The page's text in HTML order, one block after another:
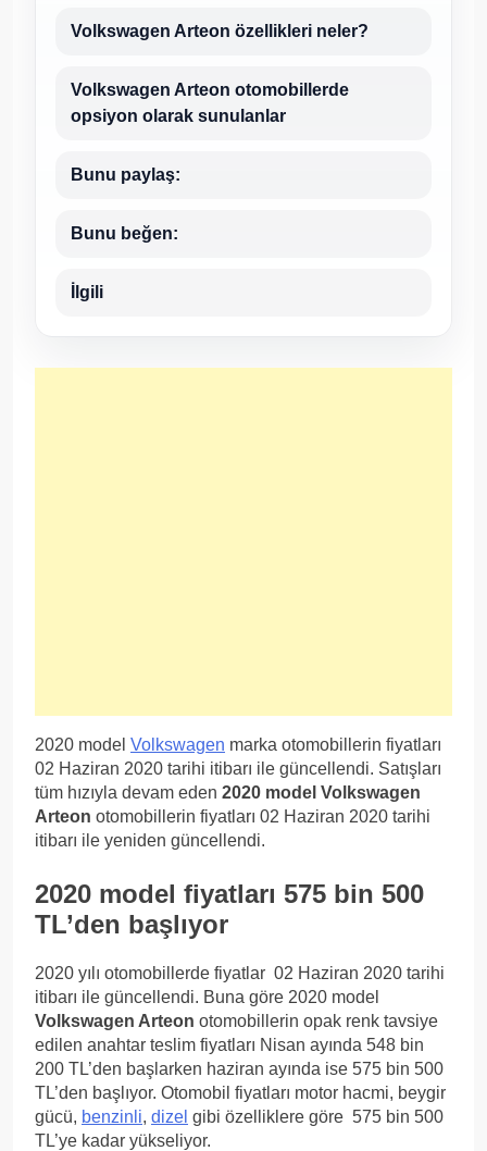
Volkswagen Arteon özellikleri neler?
Volkswagen Arteon otomobillerde
opsiyon olarak sunulanlar
Bunu paylaş:
Bunu beğen:
İlgili
2020 model Volkswagen marka otomobillerin fiyatları
02 Haziran 2020 tarihi itibarı ile güncellendi. Satışları
tüm hızıyla devam eden 2020 model Volkswagen
Arteon otomobillerin fiyatları 02 Haziran 2020 tarihi
itibarı ile yeniden güncellendi.
2020 model fiyatları 575 bin 500
TL’den başlıyor
2020 yılı otomobillerde fiyatlar 02 Haziran 2020 tarihi
itibarı ile güncellendi. Buna göre 2020 model
Volkswagen Arteon otomobillerin opak renk tavsiye
edilen anahtar teslim fiyatları Nisan ayında 548 bin
200 TL’den başlarken haziran ayında ise 575 bin 500
TL’den başlıyor. Otomobil fiyatları motor hacmi, beygir
gücü, benzinli, dizel gibi özelliklere göre 575 bin 500
TL’ye kadar yükseliyor.